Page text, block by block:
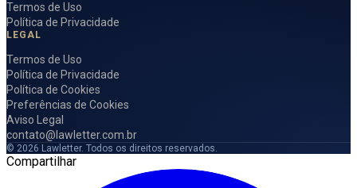
Termos de Uso
Política de Privacidade
LEGAL
Termos de Uso
Política de Privacidade
Política de Cookies
Preferências de Cookies
Aviso Legal
contato@lawletter.com.br
© 2026 Lawletter. Todos os direitos reservados.
Compartilhar